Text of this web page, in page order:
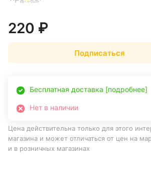
220 ₽
Подписаться
Бесплатная доставка [подробнее]
Нет в наличии
Цена действительна только для этого
магазина и может отличаться от цен на
и в розничных магазинах